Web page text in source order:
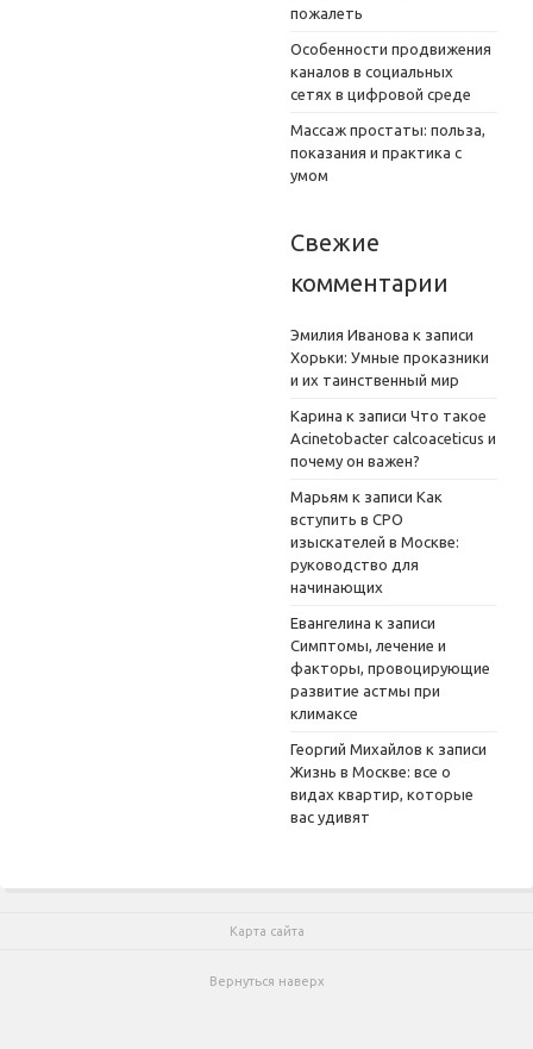
пожалеть
Особенности продвижения
каналов в социальных
сетях в цифровой среде
Массаж простаты: польза,
показания и практика с
умом
Свежие
комментарии
Эмилия Иванова к записи
Хорьки: Умные проказники
и их таинственный мир
Карина к записи Что такое
Acinetobacter calcoaceticus и
почему он важен?
Марьям к записи Как
вступить в СРО
изыскателей в Москве:
руководство для
начинающих
Евангелина к записи
Симптомы, лечение и
факторы, провоцирующие
развитие астмы при
климаксе
Георгий Михайлов к записи
Жизнь в Москве: все о
видах квартир, которые
вас удивят
Карта сайта
Вернуться наверх